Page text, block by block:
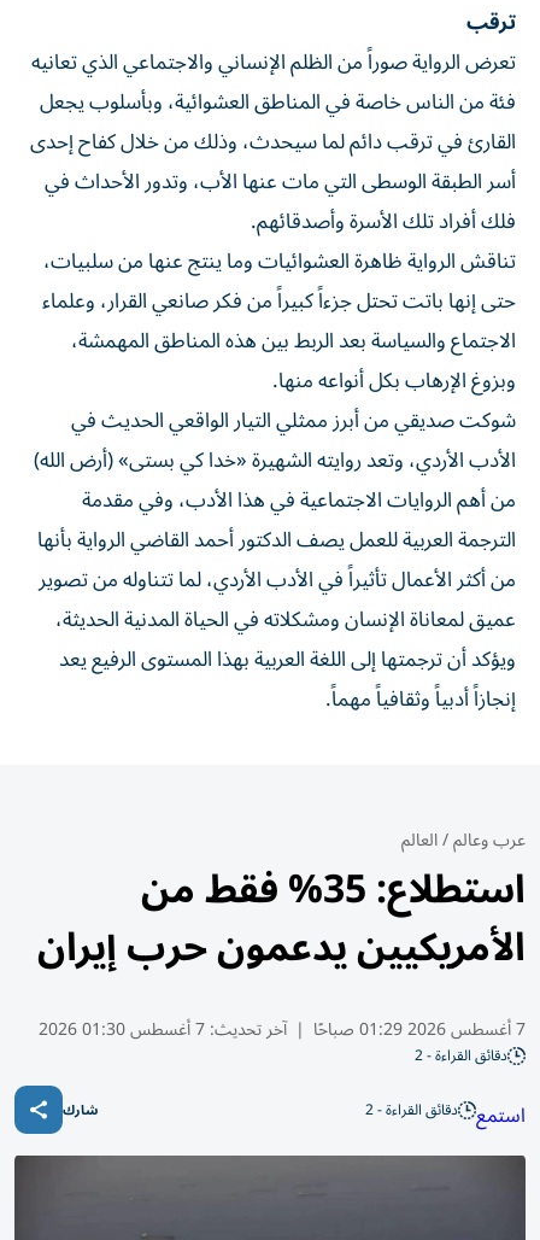
ترقب
تعرض الرواية صوراً من الظلم الإنساني والاجتماعي الذي تعانيه
فئة من الناس خاصة في المناطق العشوائية، وبأسلوب يجعل
القارئ في ترقب دائم لما سيحدث، وذلك من خلال كفاح إحدى
أسر الطبقة الوسطى التي مات عنها الأب، وتدور الأحداث في
فلك أفراد تلك الأسرة وأصدقائهم.
تناقش الرواية ظاهرة العشوائيات وما ينتج عنها من سلبيات،
حتى إنها باتت تحتل جزءاً كبيراً من فكر صانعي القرار، وعلماء
الاجتماع والسياسة بعد الربط بين هذه المناطق المهمشة،
وبزوغ الإرهاب بكل أنواعه منها.
شوكت صديقي من أبرز ممثلي التيار الواقعي الحديث في
الأدب الأردي، وتعد روايته الشهيرة «خدا كي بستى» (أرض الله)
من أهم الروايات الاجتماعية في هذا الأدب، وفي مقدمة
الترجمة العربية للعمل يصف الدكتور أحمد القاضي الرواية بأنها
من أكثر الأعمال تأثيراً في الأدب الأردي، لما تتناوله من تصوير
عميق لمعاناة الإنسان ومشكلاته في الحياة المدنية الحديثة،
ويؤكد أن ترجمتها إلى اللغة العربية بهذا المستوى الرفيع يعد
إنجازاً أدبياً وثقافياً مهماً.
عرب وعالم/العالم
استطلاع: 35% فقط من
الأمريكيين يدعمون حرب إيران
7 أغسطس 2026 01:29 صباحًا | آخر تحديث:7 أغسطس 01:30 2026
دقائق القراءة - 2
استمع دقائق القراءة - 2 شارك